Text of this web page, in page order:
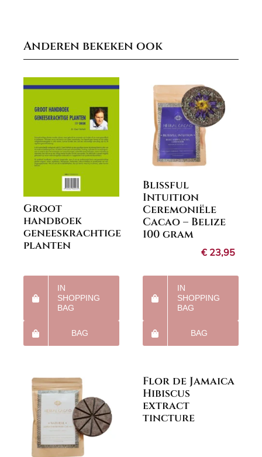
Anderen bekeken ook
Groot
handboek
geneeskrachtige
planten
IN
SHOPPING
BAG
BAG
Blissful
Intuition
Ceremoniële
Cacao – Belize
100 gram
€ 23,95
IN
SHOPPING
BAG
BAG
Flor de Jamaica
Hibiscus
extract
tincture